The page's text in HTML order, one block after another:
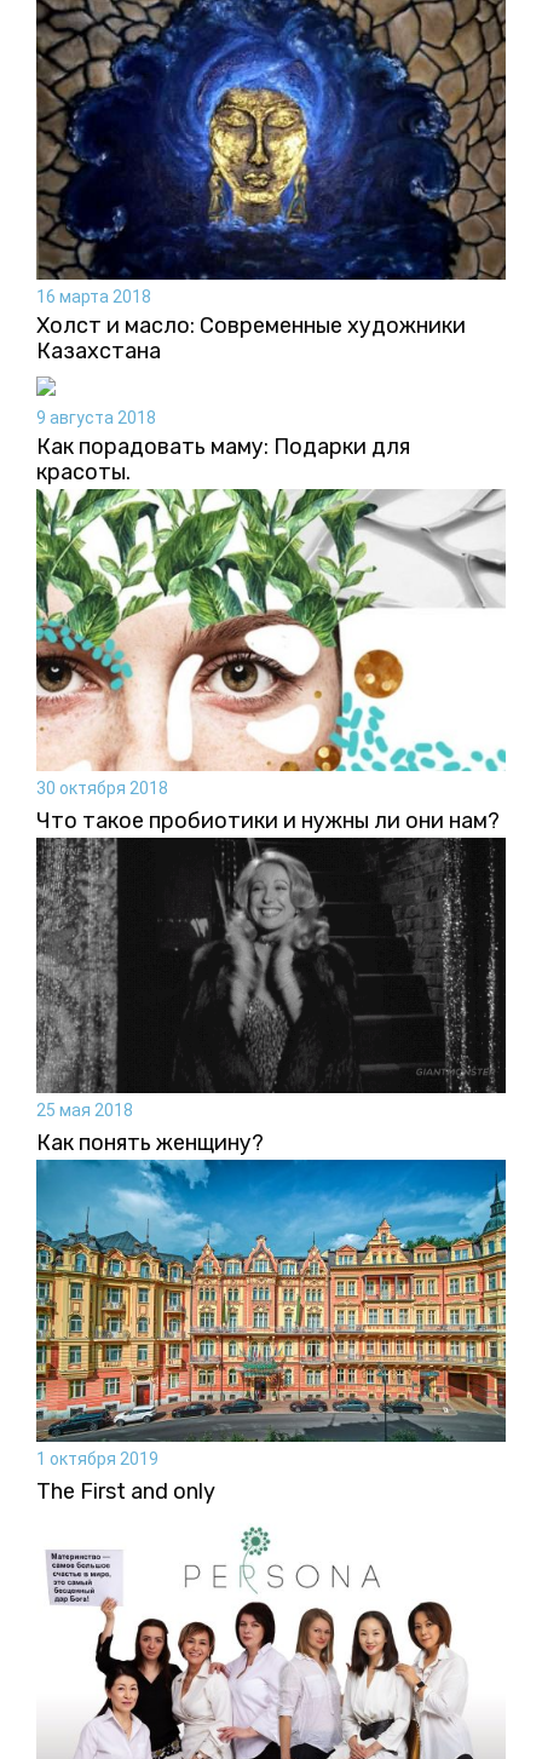
16 марта 2018
Холст и масло: Современные художники
Казахстана
9 августа 2018
Как порадовать маму: Подарки для
красоты.
30 октября 2018
Что такое пробиотики и нужны ли они нам?
25 мая 2018
Как понять женщину?
1 октября 2019
The First and only